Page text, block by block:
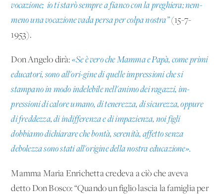
vocazione; io ti starò sempre a fianco con la preghiera; nem-
meno una vocazione vada persa per colpa nostra”(15-7-
1953).
Don Angelo dirà: «Se è vero che Mamma e Papà, come primi
educatori, sono all'ori-gine di quelle impressioni che si
stampano in modo indelebile nell'animo dei ragazzi, im-
pressioni di calore umano, di tenerezza, di sicurezza, oppure
di freddezza, di indifferenza e di impazienza, noi figli
dobbiamo dichiarare che bontà, serenità, affetto senza
debolezza sono stati all'origine della nostra educazione».
Mamma Maria Enrichetta credeva a ciò che aveva
detto Don Bosco: “Quando un figlio lascia la famiglia per